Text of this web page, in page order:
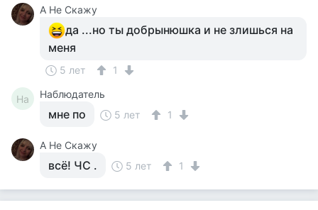
А Не Скажу
да ...но ты добрынюшка и не злишься на
меня
5 лет 1
На Наблюдатель
мне по 5 лет 1
А Не Скажу
всё! ЧС . 5 лет 1